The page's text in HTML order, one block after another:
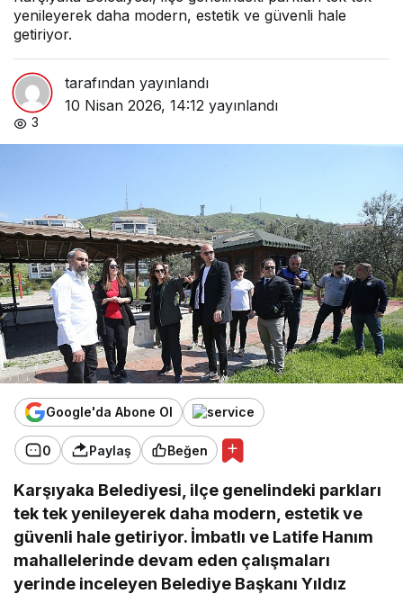
yenileyerek daha modern, estetik ve güvenli hale
getiriyor.
tarafından yayınlandı
10 Nisan 2026, 14:12 yayınlandı
3
Google'da Abone Ol
0 Paylaş Beğen
Karşıyaka Belediyesi, ilçe genelindeki parkları
tek tek yenileyerek daha modern, estetik ve
güvenli hale getiriyor. İmbatlı ve Latife Hanım
mahallelerinde devam eden çalışmaları
yerinde inceleyen Belediye Başkanı Yıldız